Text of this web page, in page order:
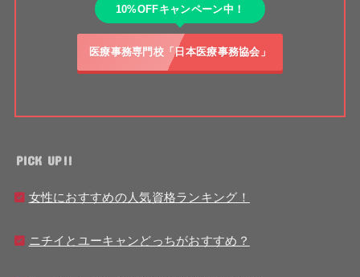
10%OFFキャンペーン中！
医療事務専門校「日本医療事務協会」
PICK UP!!
女性におすすめの人気資格ランキング！
ニチイとユーキャンどっちがおすすめ？